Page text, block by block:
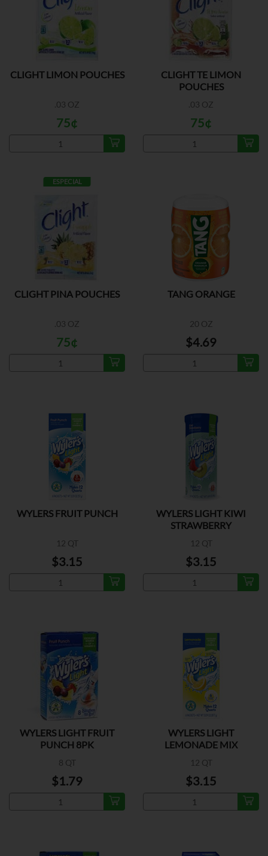
CLIGHT LIMON POUCHES
.03 OZ
75¢
CLIGHT TE LIMON
POUCHES
.03 OZ
75¢
ESPECIAL
CLIGHT PINA POUCHES
.03 OZ
75¢
TANG ORANGE
20 OZ
$4.69
WYLERS FRUIT PUNCH
12 QT
$3.15
WYLERS LIGHT KIWI
STRAWBERRY
12 QT
$3.15
WYLERS LIGHT FRUIT
PUNCH 8PK
8 QT
$1.79
WYLERS LIGHT
LEMONADE MIX
12 QT
$3.15